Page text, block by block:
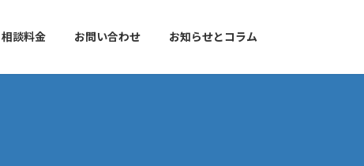
相談料金 お問い合わせ お知らせとコラム